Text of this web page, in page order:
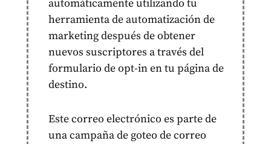
automáticamente utilizando tu
herramienta de automatización de
marketing después de obtener
nuevos suscriptores a través del
formulario de opt-in en tu página de
destino.
Este correo electrónico es parte de
una campaña de goteo de correo